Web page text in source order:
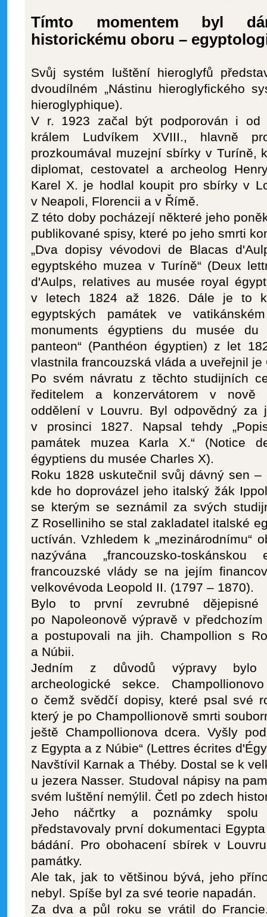
Tímto momentem byl
historickému oboru –
Svůj systém luštění hieroglyfů
dvoudílném „Nástinu hieroglyfického
hieroglyphique).
V r. 1923 začal být podporován i od
králem Ludvíkem XVIII., hlavně
prozkoumával muzejní sbírky v Turíně,
diplomat, cestovatel a archeolog
Karel X. je hodlal koupit pro sbírky v
v Neapoli, Florencii a v Římě.
Z této doby pocházejí některé jeho
publikované spisy, které po jeho smrti
„Dva dopisy vévodovi de Blacas
egyptského muzea v Turíně“ (Deux
d'Aulps, relatives au musée royal
v letech 1824 až 1826. Dále je to
egyptských památek ve
monuments égyptiens du musée
panteon“ (Panthéon égyptien) z let
vlastnila francouzská vláda a uveřejnil
Po svém návratu z těchto studijních
ředitelem a konzervátorem v nově
oddělení v Louvru. Byl odpovědný za
v prosinci 1827. Napsal tehdy
památek muzea Karla X.“ (Notice
égyptiens du musée Charles X).
Roku 1828 uskutečnil svůj dávný sen
kde ho doprovázel jeho italský žák
se kterým se seznámil za svých
Z Roselliniho se stal zakladatel italské
uctíván. Vzhledem k „mezinárodnímu“
nazývána „francouzsko-
francouzské vlády se na jejím
velkovévoda Leopold II. (1797 – 1870).
Bylo to první zevrubné dějepisné
po Napoleonově výpravě v
a postupovali na jih. Champollion s
a Núbii.
Jedním z důvodů výpravy bylo
archeologické sekce.
o čemž svědčí dopisy, které psal své
který je po Champollionově smrti
ještě Champollionova dcera. Vyšly
z Egypta a z Núbie“ (Lettres écrites
Navštívil Karnak a Théby. Dostal se k
u jezera Nasser. Studoval nápisy na
svém luštění nemýlil. Četl po zdech
Jeho náčrtky a poznámky spolu
představovaly první dokumentaci
bádání. Pro obohacení sbírek v
památky.
Ale tak, jak to většinou bývá, jeho
nebyl. Spíše byl za své teorie napadán.
Za dva a půl roku se vrátil do